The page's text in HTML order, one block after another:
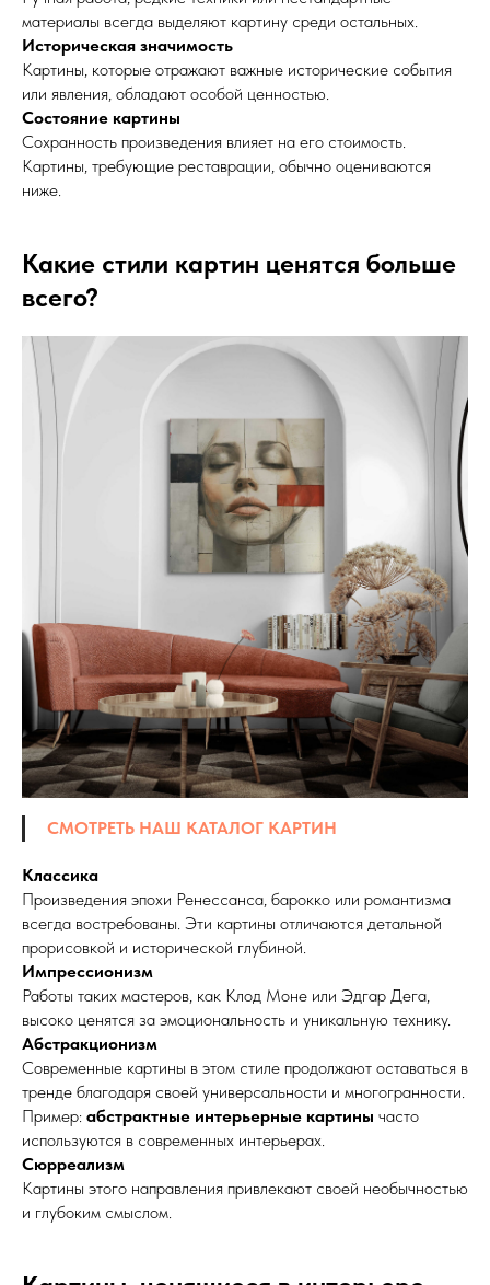
материалы всегда выделяют картину среди остальных.
Историческая значимость
Картины, которые отражают важные исторические события
или явления, обладают особой ценностью.
Состояние картины
Сохранность произведения влияет на его стоимость.
Картины, требующие реставрации, обычно оцениваются
ниже.
Какие стили картин ценятся больше
всего?
СМОТРЕТЬ НАШ КАТАЛОГ КАРТИН
Классика
Произведения эпохи Ренессанса, барокко или романтизма
всегда востребованы. Эти картины отличаются детальной
прорисовкой и исторической глубиной.
Импрессионизм
Работы таких мастеров, как Клод Моне или Эдгар Дега,
высоко ценятся за эмоциональность и уникальную технику.
Абстракционизм
Современные картины в этом стиле продолжают оставаться в
тренде благодаря своей универсальности и многогранности.
Пример: абстрактные интерьерные картины часто
используются в современных интерьерах.
Сюрреализм
Картины этого направления привлекают своей необычностью
и глубоким смыслом.